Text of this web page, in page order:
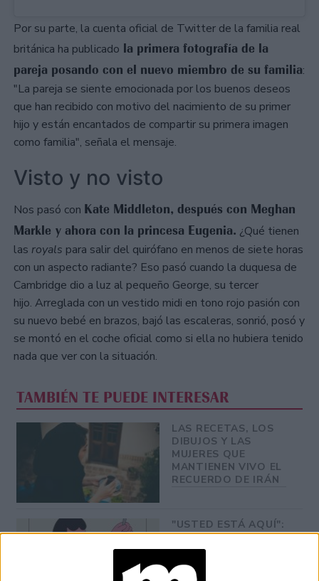
Por su parte, la cuenta oficial de Twitter de la familia real
británica ha publicado la primera fotografía de la
pareja posando con el nuevo miembro de su familia:
"La pareja se siente emocionada por los buenos deseos
que han recibido con motivo del nacimiento de su primer
hijo y están encantados de compartir su primera imagen
como familia", señala el mensaje.
Visto y no visto
Nos pasó con Kate Middleton, después con Meghan
Markle y ahora con la princesa Eugenia. ¿Qué tienen
las royals para salir del quirófano en menos de siete horas
con un aspecto radiante? Eso pasó cuando la duquesa de
Cambridge dio a luz al pequeño George, su tercer
hijo. Arreglada con un vestido midi en tono rojo pasión con
su nuevo bebé en brazos, bajó las escaleras, sonrió, posó y
se montó en el coche oficial como si ella no hubiera tenido
nada que ver con la situación.
TAMBIÉN TE PUEDE INTERESAR
LAS RECETAS, LOS
DIBUJOS Y LAS
MUJERES QUE
MANTIENEN VIVO EL
RECUERDO DE IRÁN
"USTED ESTÁ AQUÍ":
EL INGRESO
PROMEDIO DE LA
MUJER ARGENTINA
EN UN 44% MENOR